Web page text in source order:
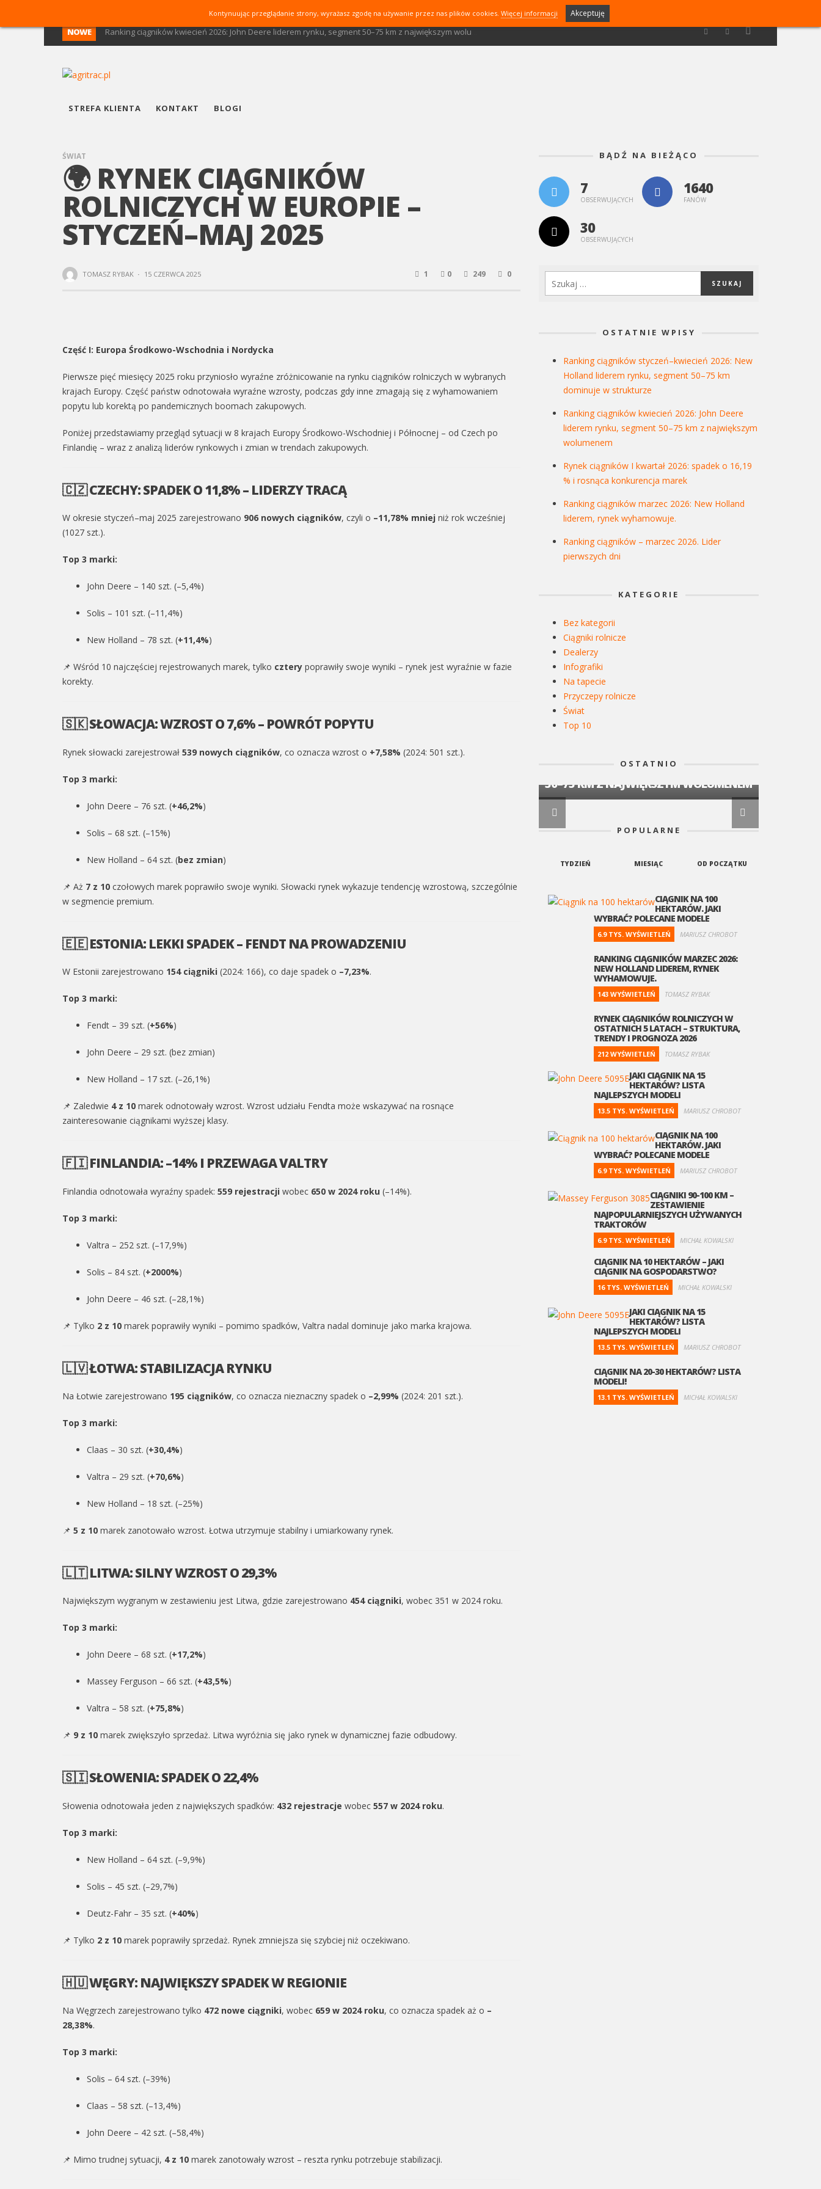
NOWE
Rynek ciągników I kwartał 2026: spadek o 16,19 % i rosnąca konkurencja marek
STREFA KLIENTA KONTAKT BLOGI
ŚWIAT
🌍 RYNEK CIĄGNIKÓW
ROLNICZYCH W EUROPIE –
STYCZEŃ–MAJ 2025
TOMASZ RYBAK · 15 CZERWCA 2025 1 0 249 0
Część I: Europa Środkowo-Wschodnia i Nordycka
Pierwsze pięć miesięcy 2025 roku przyniosło wyraźne zróżnicowanie na rynku ciągników rolniczych w wybranych
krajach Europy. Część państw odnotowała wyraźne wzrosty, podczas gdy inne zmagają się z wyhamowaniem
popytu lub korektą po pandemicznych boomach zakupowych.
Poniżej przedstawiamy przegląd sytuacji w 8 krajach Europy Środkowo-Wschodniej i Północnej – od Czech po
Finlandię – wraz z analizą liderów rynkowych i zmian w trendach zakupowych.
🇨🇿 CZECHY: SPADEK O 11,8% – LIDERZY TRACĄ
W okresie styczeń–maj 2025 zarejestrowano 906 nowych ciągników, czyli o –11,78% mniej niż rok wcześniej
(1027 szt.).
Top 3 marki:
John Deere – 140 szt. (–5,4%)
Solis – 101 szt. (–11,4%)
New Holland – 78 szt. (+11,4%)
📌 Wśród 10 najczęściej rejestrowanych marek, tylko cztery poprawiły swoje wyniki – rynek jest wyraźnie w fazie
korekty.
🇸🇰 SŁOWACJA: WZROST O 7,6% – POWRÓT POPYTU
Rynek słowacki zarejestrował 539 nowych ciągników, co oznacza wzrost o +7,58% (2024: 501 szt.).
Top 3 marki:
John Deere – 76 szt. (+46,2%)
Solis – 68 szt. (–15%)
New Holland – 64 szt. (bez zmian)
📌 Aż 7 z 10 czołowych marek poprawiło swoje wyniki. Słowacki rynek wykazuje tendencję wzrostową, szczególnie
w segmencie premium.
🇪🇪 ESTONIA: LEKKI SPADEK – FENDT NA PROWADZENIU
W Estonii zarejestrowano 154 ciągniki (2024: 166), co daje spadek o –7,23%.
Top 3 marki:
Fendt – 39 szt. (+56%)
John Deere – 29 szt. (bez zmian)
New Holland – 17 szt. (–26,1%)
📌 Zaledwie 4 z 10 marek odnotowały wzrost. Wzrost udziału Fendta może wskazywać na rosnące
zainteresowanie ciągnikami wyższej klasy.
🇫🇮 FINLANDIA: –14% I PRZEWAGA VALTRY
Finlandia odnotowała wyraźny spadek: 559 rejestracji wobec 650 w 2024 roku (–14%).
Top 3 marki:
Valtra – 252 szt. (–17,9%)
Solis – 84 szt. (+2000%)
John Deere – 46 szt. (–28,1%)
📌 Tylko 2 z 10 marek poprawiły wyniki – pomimo spadków, Valtra nadal dominuje jako marka krajowa.
🇱🇻 ŁOTWA: STABILIZACJA RYNKU
Na Łotwie zarejestrowano 195 ciągników, co oznacza nieznaczny spadek o –2,99% (2024: 201 szt.).
Top 3 marki:
Claas – 30 szt. (+30,4%)
Valtra – 29 szt. (+70,6%)
New Holland – 18 szt. (–25%)
📌 5 z 10 marek zanotowało wzrost. Łotwa utrzymuje stabilny i umiarkowany rynek.
🇱🇹 LITWA: SILNY WZROST O 29,3%
Największym wygranym w zestawieniu jest Litwa, gdzie zarejestrowano 454 ciągniki, wobec 351 w 2024 roku.
Top 3 marki:
John Deere – 68 szt. (+17,2%)
Massey Ferguson – 66 szt. (+43,5%)
Valtra – 58 szt. (+75,8%)
📌 9 z 10 marek zwiększyło sprzedaż. Litwa wyróżnia się jako rynek w dynamicznej fazie odbudowy.
🇸🇮 SŁOWENIA: SPADEK O 22,4%
Słowenia odnotowała jeden z największych spadków: 432 rejestracje wobec 557 w 2024 roku.
Top 3 marki:
New Holland – 64 szt. (–9,9%)
Solis – 45 szt. (–29,7%)
Deutz-Fahr – 35 szt. (+40%)
📌 Tylko 2 z 10 marek poprawiły sprzedaż. Rynek zmniejsza się szybciej niż oczekiwano.
🇭🇺 WĘGRY: NAJWIĘKSZY SPADEK W REGIONIE
Na Węgrzech zarejestrowano tylko 472 nowe ciągniki, wobec 659 w 2024 roku, co oznacza spadek aż o –
28,38%.
Top 3 marki:
Solis – 64 szt. (–39%)
Claas – 58 szt. (–13,4%)
John Deere – 42 szt. (–58,4%)
📌 Mimo trudnej sytuacji, 4 z 10 marek zanotowały wzrost – reszta rynku potrzebuje stabilizacji.
BĄDŹ NA BIEŻĄCO
7
OBSERWUJĄCYCH
1640
FANÓW
30
OBSERWUJĄCYCH
OSTATNIE WPISY
Ranking ciągników styczeń–kwiecień 2026: New
Holland liderem rynku, segment 50–75 km
dominuje w strukturze
Ranking ciągników kwiecień 2026: John Deere
liderem rynku, segment 50–75 km z największym
wolumenem
Rynek ciągników I kwartał 2026: spadek o 16,19
% i rosnąca konkurencja marek
Ranking ciągników marzec 2026: New Holland
liderem, rynek wyhamowuje.
Ranking ciągników – marzec 2026. Lider
pierwszych dni
KATEGORIE
Bez kategorii
Ciągniki rolnicze
Dealerzy
Infografiki
Na tapecie
Przyczepy rolnicze
Świat
Top 10
OSTATNIO
CIĄGNIKI ROLNICZE
RYNEK CIĄGNIKÓW I KWARTAŁ 2026:
KONKURENCJA MAREK
KWIECIEŃ 2026: NEW HOLLAND LIDEREM
RANKING CIĄGNIKÓW KWIECIEŃ 2026:
JOHN DEERE LIDEREM RYNKU, SEGMENT
50–75 KM Z NAJWIĘKSZYM WOLUMENEM
POPULARNE
TYDZIEŃ MIESIĄC OD POCZĄTKU
CIĄGNIK NA 100
HEKTARÓW. JAKI
WYBRAĆ? POLECANE MODELE
6.9 TYS. WYŚWIETLEŃ MARIUSZ CHROBOT
RANKING CIĄGNIKÓW MARZEC 2026:
NEW HOLLAND LIDEREM, RYNEK
WYHAMOWUJE.
143 WYŚWIETLEŃ TOMASZ RYBAK
RYNEK CIĄGNIKÓW ROLNICZYCH W
OSTATNICH 5 LATACH – STRUKTURA,
TRENDY I PROGNOZA 2026
212 WYŚWIETLEŃ TOMASZ RYBAK
JAKI CIĄGNIK NA 15
HEKTARÓW? LISTA
NAJLEPSZYCH MODELI
13.5 TYS. WYŚWIETLEŃ MARIUSZ CHROBOT
CIĄGNIK NA 100
HEKTARÓW. JAKI
WYBRAĆ? POLECANE MODELE
6.9 TYS. WYŚWIETLEŃ MARIUSZ CHROBOT
CIĄGNIKI 90-100 KM –
ZESTAWIENIE
NAJPOPULARNIEJSZYCH UŻYWANYCH
TRAKTORÓW
6.9 TYS. WYŚWIETLEŃ MICHAŁ KOWALSKI
CIĄGNIK NA 10 HEKTARÓW – JAKI
CIĄGNIK NA GOSPODARSTWO?
16 TYS. WYŚWIETLEŃ MICHAŁ KOWALSKI
JAKI CIĄGNIK NA 15
HEKTARÓW? LISTA
NAJLEPSZYCH MODELI
13.5 TYS. WYŚWIETLEŃ MARIUSZ CHROBOT
CIĄGNIK NA 20-30 HEKTARÓW? LISTA
MODELI!
13.1 TYS. WYŚWIETLEŃ MICHAŁ KOWALSKI
Kontynuując przeglądanie strony, wyrażasz zgodę na używanie przez nas plików cookies. Więcej informacji Akceptuję